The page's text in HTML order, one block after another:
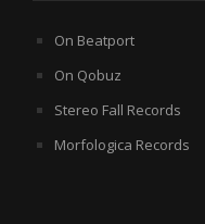
On Beatport
On Qobuz
Stereo Fall Records
Morfologica Records